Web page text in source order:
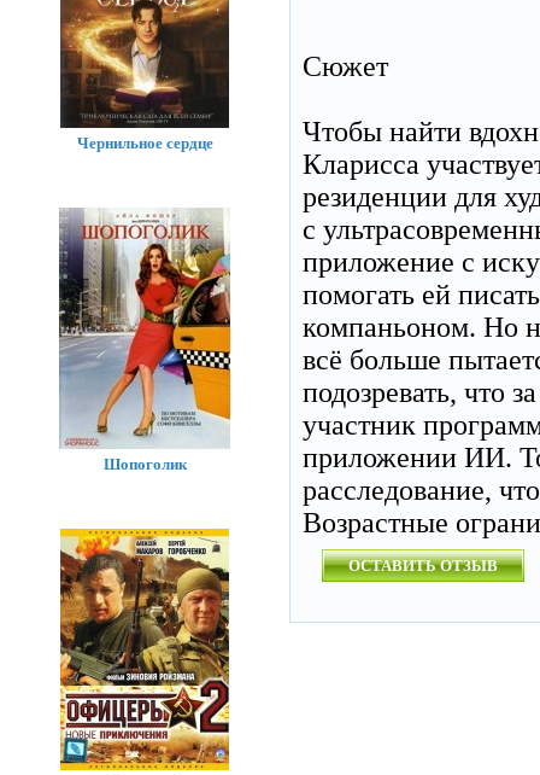
Сюжет
Чтобы найти
Кларисса
резиденции для
с
приложение с
помогать ей
компаньоном. Но
всё больше
подозревать, что
участник
приложении ИИ.
расследование,
Возрастные
ОСТАВИТЬ ОТЗЫВ
Чернильное сердце
Шопоголик